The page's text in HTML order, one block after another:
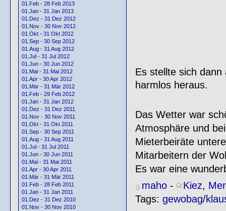
01.Feb - 28 Feb 2013
01.Jan - 31 Jan 2013
01.Dez - 31 Dez 2012
01.Nov - 30 Nov 2012
01.Okt - 31 Okt 2012
01.Sep - 30 Sep 2012
01.Aug - 31 Aug 2012
01.Jul - 31 Jul 2012
01.Jun - 30 Jun 2012
01.Mai - 31 Mai 2012
01.Apr - 30 Apr 2012
01.Mär - 31 Mär 2012
01.Feb - 29 Feb 2012
01.Jan - 31 Jan 2012
01.Dez - 31 Dez 2011
01.Nov - 30 Nov 2011
01.Okt - 31 Okt 2011
01.Sep - 30 Sep 2011
01.Aug - 31 Aug 2011
01.Jul - 31 Jul 2011
01.Jun - 30 Jun 2011
01.Mai - 31 Mai 2011
01.Apr - 30 Apr 2011
01.Mär - 31 Mär 2011
01.Feb - 28 Feb 2011
01.Jan - 31 Jan 2011
01.Dez - 31 Dez 2010
01.Nov - 30 Nov 2010
Es stellte sich
harmlos heraus.
Das Wetter war
Atmosphäre und
Mieterbeiräte
Mitarbeitern der
Es war eine
maho- Kiez,
Tags: gewobag/